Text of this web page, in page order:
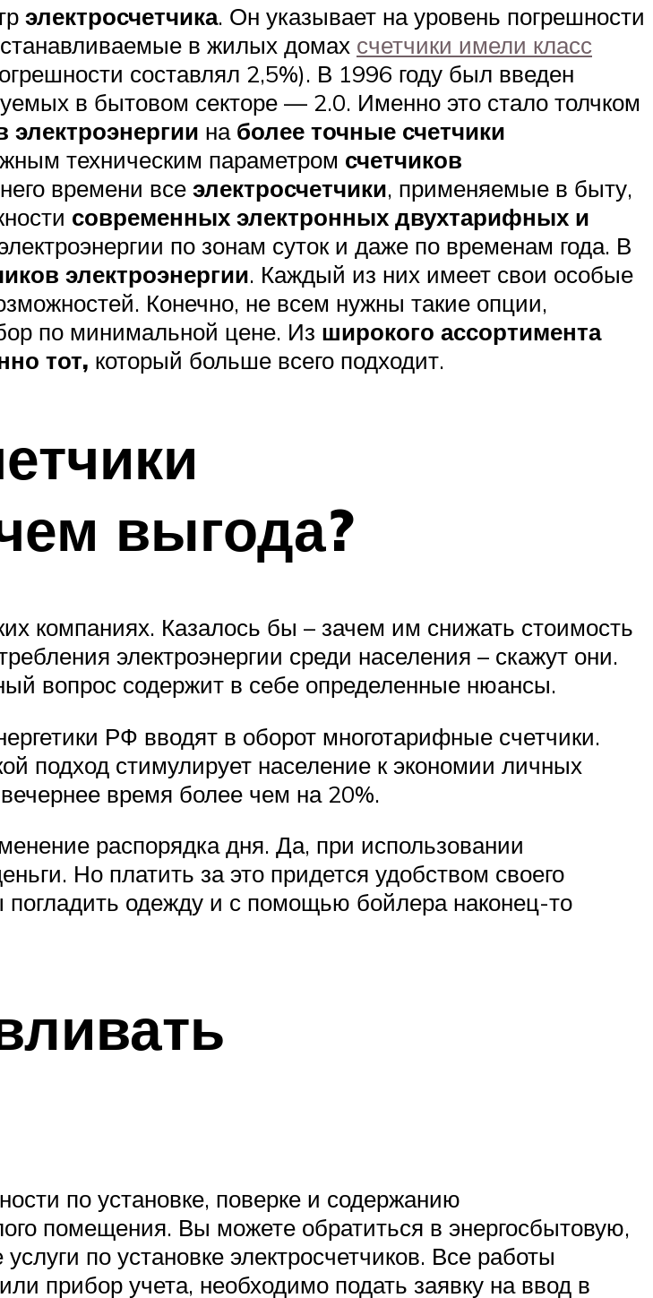
электросчетчика. Он указывает на уровень погрешности
в жилых домах счетчики имели класс
составлял 2,5%). В 1996 году был введен
в бытовом секторе — 2.0. Именно это стало толчком
электроэнергии на более точные счетчики
техническим параметром счетчиков
времени все электросчетчики, применяемые в быту,
современных электронных двухтарифных и
по зонам суток и даже по временам года. В
электроэнергии. Каждый из них имеет свои особые
Конечно, не всем нужны такие опции,
по минимальной цене. Из широкого ассортимента
тот, который больше всего подходит.
выгода?
компаниях. Казалось бы – зачем им снижать стоимость
электроэнергии среди населения – скажут они.
вопрос содержит в себе определенные нюансы.
РФ вводят в оборот многотарифные счетчики.
подход стимулирует население к экономии личных
время более чем на 20%.
распорядка дня. Да, при использовании
Но платить за это придется удобством своего
одежду и с помощью бойлера наконец-то
по установке, поверке и содержанию
помещения. Вы можете обратиться в энергосбытовую,
по установке электросчетчиков. Все работы
прибор учета, необходимо подать заявку на ввод в